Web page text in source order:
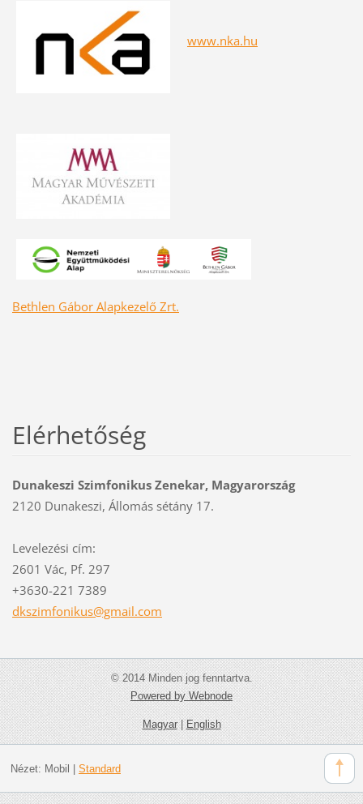
www.nka.hu
Bethlen Gábor Alapkezelő Zrt.
Elérhetőség
Dunakeszi Szimfonikus Zenekar, Magyarország
2120 Dunakeszi, Állomás sétány 17.
Levelezési cím:
2601 Vác, Pf. 297
+3630-221 7389
dkszimfonikus@gmail.com
© 2014 Minden jog fenntartva.
Powered by Webnode
Magyar|English
Nézet: Mobil Standard